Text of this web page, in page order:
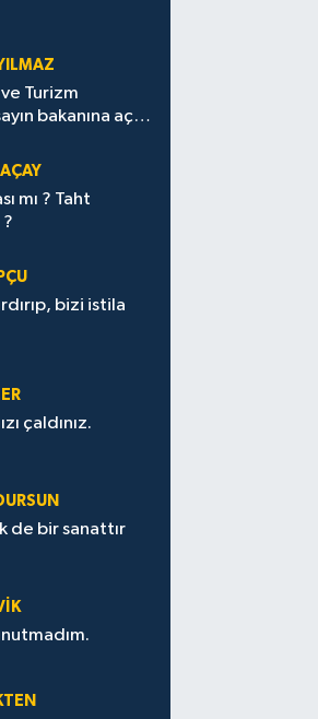
Turizm
bakanına açık
mı ? Taht
?
bizi istila
çaldınız.
de bir sanattır